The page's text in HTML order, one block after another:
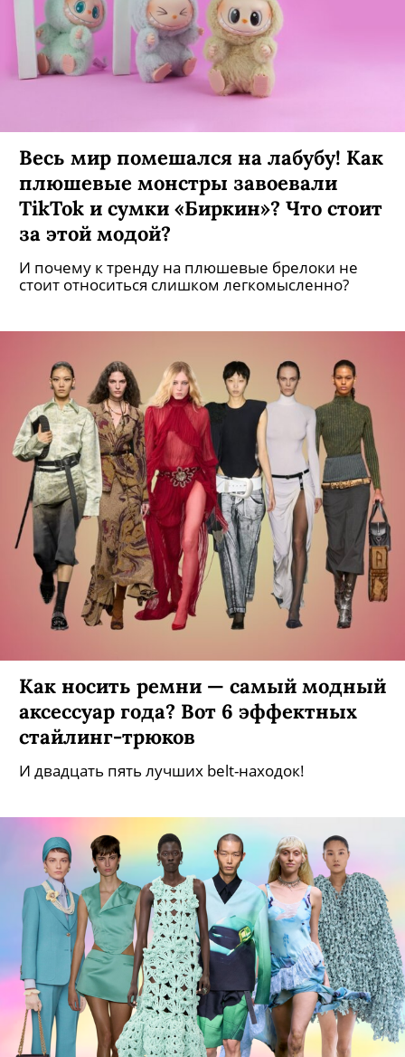
Весь мир помешался на лабубу! Как
плюшевые монстры завоевали
TikTok и сумки «Биркин»? Что стоит
за этой модой?
И почему к тренду на плюшевые брелоки не
стоит относиться слишком легкомысленно?
Как носить ремни — самый модный
аксессуар года? Вот 6 эффектных
стайлинг-трюков
И двадцать пять лучших belt-находок!